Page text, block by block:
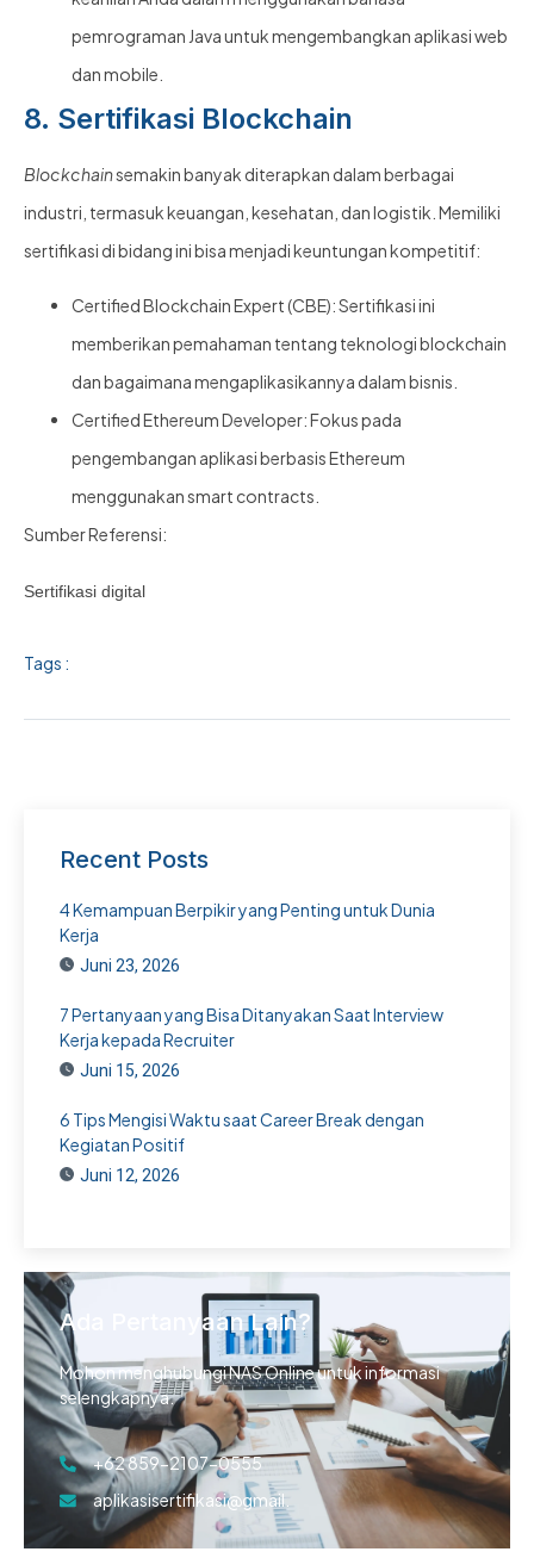
pemrograman Java untuk mengembangkan aplikasi web
dan mobile.
8. Sertifikasi Blockchain
Blockchainsemakin banyak diterapkan dalam berbagai
industri, termasuk keuangan, kesehatan, dan logistik. Memiliki
sertifikasi di bidang ini bisa menjadi keuntungan kompetitif:
Certified Blockchain Expert (CBE): Sertifikasi ini
memberikan pemahaman tentang teknologi blockchain
dan bagaimana mengaplikasikannya dalam bisnis.
Certified Ethereum Developer: Fokus pada
pengembangan aplikasi berbasis Ethereum
menggunakan smart contracts.
Sumber Referensi:
Sertifikasi digital
Tags :
Recent Posts
4 Kemampuan Berpikir yang Penting untuk Dunia
Kerja
Juni 23, 2026
7 Pertanyaan yang Bisa Ditanyakan Saat Interview
Kerja kepada Recruiter
Juni 15, 2026
6 Tips Mengisi Waktu saat Career Break dengan
Kegiatan Positif
Juni 12, 2026
Ada Pertanyaan Lain?
Mohon menghubungi NAS Online untuk informasi
selengkapnya.
+62 859-2107-0555
aplikasisertifikasi@gmail.